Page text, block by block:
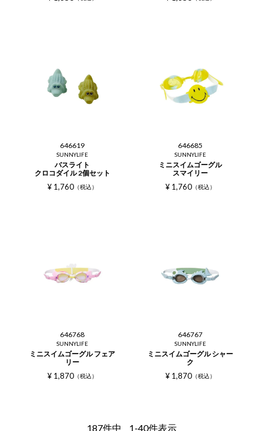
646619
SUNNYLIFE
バスライト
クロコダイル 2個セット
¥ 1,760 税込
646685
SUNNYLIFE
ミニスイムゴーグル
スマイリー
¥ 1,760 税込
646768
SUNNYLIFE
ミニスイムゴーグル フェア
リー
¥ 1,870 税込
646767
SUNNYLIFE
ミニスイムゴーグル シャー
ク
¥ 1,870 税込
187件中 1-40件表示